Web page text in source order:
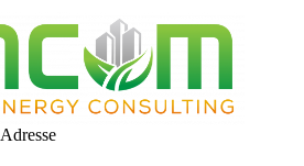
Adresse